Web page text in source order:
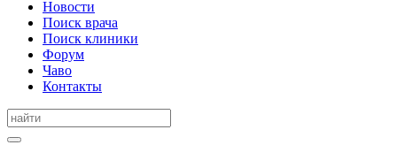
Новости
Поиск врача
Поиск клиники
Форум
Чаво
Контакты